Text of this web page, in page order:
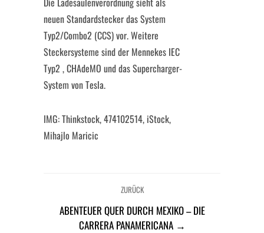
neuen Standardstecker das System
Typ2/Combo2 (CCS) vor. Weitere
Steckersysteme sind der Mennekes IEC
Typ2 , CHAdeMO und das Supercharger-
System von Tesla.
IMG: Thinkstock, 474102514, iStock,
Mihajlo Maricic
ZURÜCK
ABENTEUER QUER DURCH MEXIKO – DIE
CARRERA PANAMERICANA →